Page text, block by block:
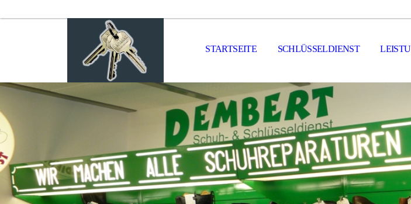
STARTSEITE SCHLÜSSELDIENST